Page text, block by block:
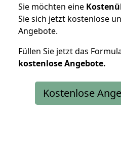
Sie möchten eine
Sie sich jetzt kostenlose
Angebote.
Füllen Sie jetzt das
kostenloseAngebote.
Kostenlose